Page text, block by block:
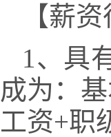
【薪资
1、具
成为：
工资+职